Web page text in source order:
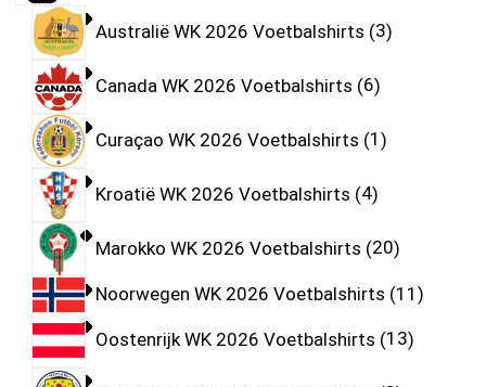
Australië WK 2026 Voetbalshirts 3
Canada WK 2026 Voetbalshirts 6
Curaçao WK 2026 Voetbalshirts 1
Kroatië WK 2026 Voetbalshirts 4
Marokko WK 2026 Voetbalshirts 20
Noorwegen WK 2026 Voetbalshirts 11
Oostenrijk WK 2026 Voetbalshirts 13